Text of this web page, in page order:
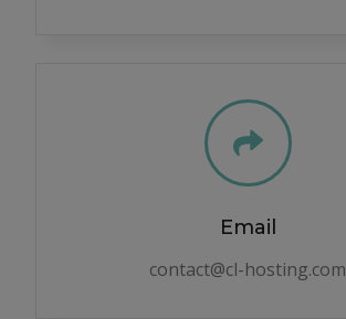
Email
contact@cl-hosting.com